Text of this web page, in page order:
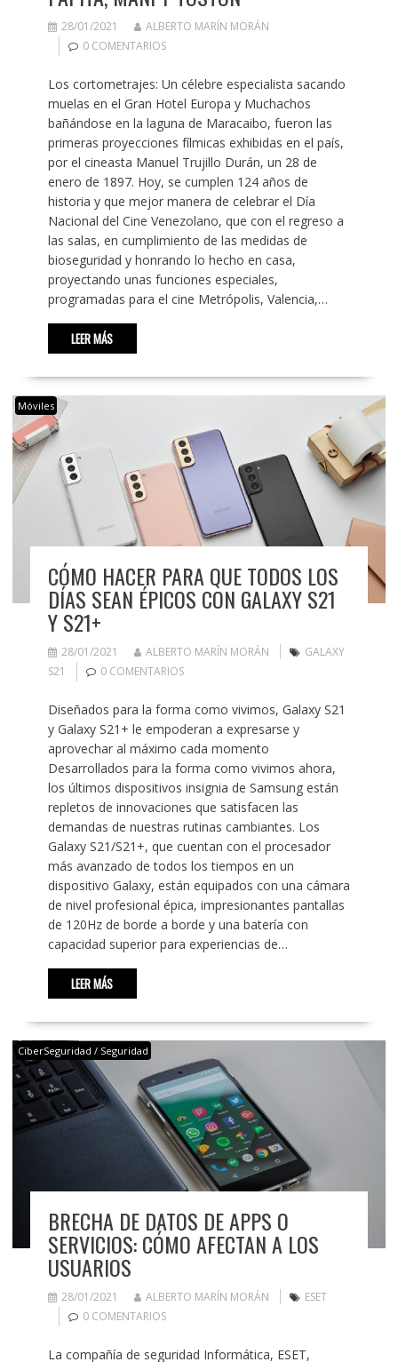
28/01/2021
ALBERTO MARÍN MORÁN
0 COMENTARIOS
Los cortometrajes: Un célebre especialista sacando
muelas en el Gran Hotel Europa y Muchachos
bañándose en la laguna de Maracaibo, fueron las
primeras proyecciones fílmicas exhibidas en el país,
por el cineasta Manuel Trujillo Durán, un 28 de
enero de 1897. Hoy, se cumplen 124 años de
historia y que mejor manera de celebrar el Día
Nacional del Cine Venezolano, que con el regreso a
las salas, en cumplimiento de las medidas de
bioseguridad y honrando lo hecho en casa,
proyectando unas funciones especiales,
programadas para el cine Metrópolis, Valencia,…
LEER MÁS
Móviles
CÓMO HACER PARA QUE TODOS LOS
DÍAS SEAN ÉPICOS CON GALAXY S21
Y S21+
28/01/2021 ALBERTO MARÍN MORÁN
GALAXY
S21
0 COMENTARIOS
Diseñados para la forma como vivimos, Galaxy S21
y Galaxy S21+ le empoderan a expresarse y
aprovechar al máximo cada momento
Desarrollados para la forma como vivimos ahora,
los últimos dispositivos insignia de Samsung están
repletos de innovaciones que satisfacen las
demandas de nuestras rutinas cambiantes. Los
Galaxy S21/S21+, que cuentan con el procesador
más avanzado de todos los tiempos en un
dispositivo Galaxy, están equipados con una cámara
de nivel profesional épica, impresionantes pantallas
de 120Hz de borde a borde y una batería con
capacidad superior para experiencias de…
LEER MÁS
CiberSeguridad / Seguridad
BRECHA DE DATOS DE APPS O
SERVICIOS: CÓMO AFECTAN A LOS
USUARIOS
28/01/2021 ALBERTO MARÍN MORÁN
ESET
0 COMENTARIOS
La compañía de seguridad Informática, ESET,